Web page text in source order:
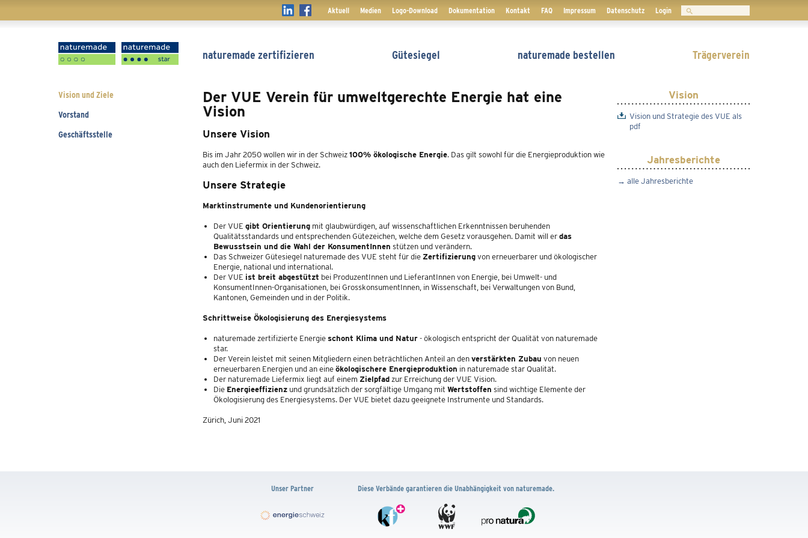
Navigation
Aktuell Medien Logo-Download Dokumentation Kontakt FAQ Impressum Datenschutz Login
Navigation
naturemade zertifizieren Gütesiegel naturemade bestellen Trägerverein
Der VUE Verein für umweltgerechte Energie hat eine
Vision
Unsere Vision
Bis im Jahr 2050 wollen wir in der Schweiz 100% ökologische Energie. Das gilt sowohl für die Energieproduktion wie
auch den Liefermix in der Schweiz.
Unsere Strategie
Marktinstrumente und Kundenorientierung
Der VUE gibt Orientierung mit glaubwürdigen, auf wissenschaftlichen Erkenntnissen beruhenden
Qualitätsstandards und entsprechenden Gütezeichen, welche dem Gesetz vorausgehen. Damit will er das
Bewusstsein und die Wahl der KonsumentInnen stützen und verändern.
Das Schweizer Gütesiegel naturemade des VUE steht für die Zertifizierung von erneuerbarer und ökologischer
Energie, national und international.
Der VUE ist breit abgestützt bei ProduzentInnen und LieferantInnen von Energie, bei Umwelt- und
KonsumentInnen-Organisationen, bei GrosskonsumentInnen, in Wissenschaft, bei Verwaltungen von Bund,
Kantonen, Gemeinden und in der Politik.
Schrittweise Ökologisierung des Energiesystems
naturemade zertifizierte Energie schont Klima und Natur - ökologisch entspricht der Qualität von naturemade
star.
Der Verein leistet mit seinen Mitgliedern einen beträchtlichen Anteil an den verstärkten Zubau von neuen
erneuerbaren Energien und an eine ökologischere Energieproduktion in naturemade star Qualität.
Der naturemade Liefermix liegt auf einem Zielpfad zur Erreichung der VUE Vision.
Die Energieeffizienz und grundsätzlich der sorgfältige Umgang mit Wertstoffen sind wichtige Elemente der
Ökologisierung des Energiesystems. Der VUE bietet dazu geeignete Instrumente und Standards.
Zürich, Juni 2021
Navigation
Vision und Ziele
Vorstand
Geschäftsstelle
Vision
Vision und Strategie des VUE als
pdf
Jahresberichte
alle Jahresberichte
Unser Partner Diese Verbände garantieren die Unabhängigkeit von naturemade.